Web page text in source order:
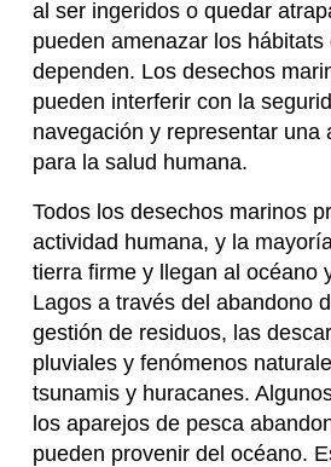
al ser ingeridos o quedar
pueden amenazar los hábitats
dependen. Los desechos
pueden interferir con la
navegación y representar una
para la salud humana.
Todos los desechos marinos
actividad humana, y la
tierra firme y llegan al océano
Lagos a través del abandono
gestión de residuos, las
pluviales y fenómenos
tsunamis y huracanes.
los aparejos de pesca
pueden provenir del océano.